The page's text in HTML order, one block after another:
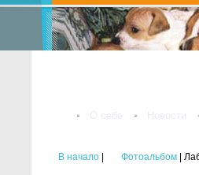
В начало Фотоальбом |